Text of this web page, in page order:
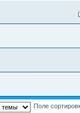
Поле